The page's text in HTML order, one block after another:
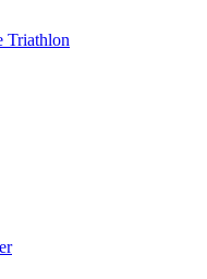
Triathlon